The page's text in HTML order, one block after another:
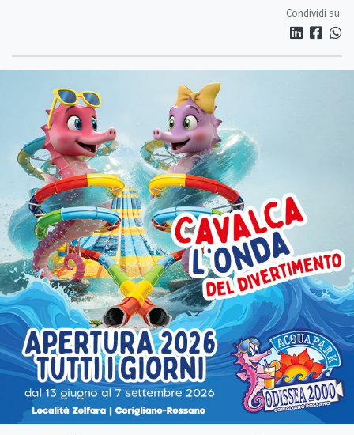
Condividi su: